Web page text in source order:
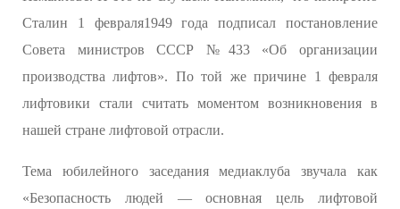
Сталин 1 февраля1949 года подписал постановление
Совета министров СССР №433 «Об организации
производства лифтов». По той же причине 1 февраля
лифтовики стали считать моментом возникновения в
нашей стране лифтовой отрасли.
Тема юбилейного заседания медиаклуба звучала как
«Безопасность людей — основная цель лифтовой